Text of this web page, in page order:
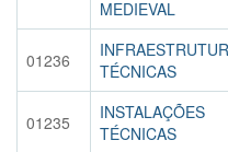
MEDIEVAL
01236
TÉCNICAS
01235
INSTALAÇÕES
TÉCNICAS